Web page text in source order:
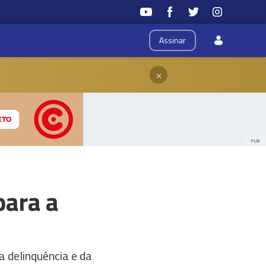
Assinar
×
PUB
a
e da